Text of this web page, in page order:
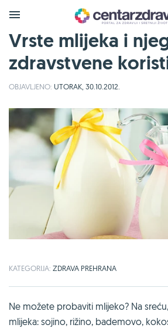
Vrste mlijeka i
zdravstvene
OBJAVLJENO: UTORAK, 30.10.2012.
KATEGORIJA: ZDRAVA PREHRANA
Ne možete probaviti mlijeko? Na
mlijeka: sojino, rižino, bademovo,